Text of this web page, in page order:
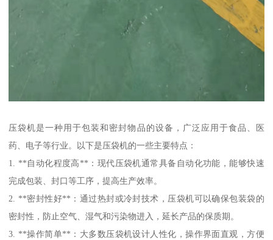
压袋机是一种用于包装和密封物品的设备，广泛应用于食品、医
药、电子等行业。以下是压袋机的一些主要特点：
1. **自动化程度高**：现代压袋机通常具备自动化功能，能够快速
完成包装、封口等工序，提高生产效率。
2. **密封性好**：通过热封或冷封技术，压袋机可以确保包装袋的
密封性，防止空气、湿气和污染物进入，延长产品的保质期。
3. **操作简单**：大多数压袋机设计人性化，操作界面直观，方便